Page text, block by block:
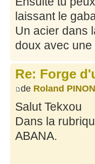
laissant le
Un acier dans
doux avec
Re: Forge
de Roland PINON
Salut Tekxou
Dans la
ABANA.